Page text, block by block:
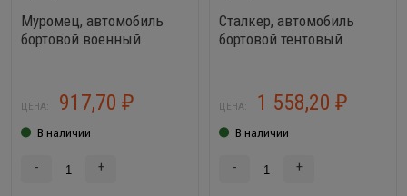
Муромец, автомобиль
бортовой военный
ЦЕНА: 917,70 ₽
В наличии
- +
Сталкер, автомобиль
бортовой тентовый
ЦЕНА: 1 558,20 ₽
В наличии
- +